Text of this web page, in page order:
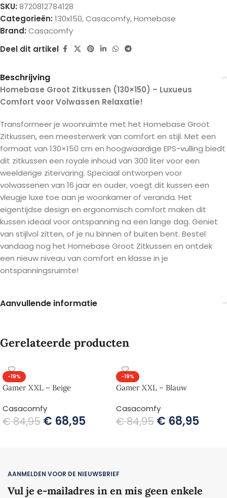
SKU: 8720812784128
Categorieën: 130x150,Casacomfy,Homebase
Brand: Casacomfy
Deel dit artikel
Beschrijving
Homebase Groot Zitkussen (130×150) – Luxueus
Comfort voor Volwassen Relaxatie!
Transformeer je woonruimte met het Homebase Groot
Zitkussen, een meesterwerk van comfort en stijl. Met een
formaat van 130×150 cm en hoogwaardige EPS-vulling biedt
dit zitkussen een royale inhoud van 300 liter voor een
weelderige zitervaring. Speciaal ontworpen voor
volwassenen van 16 jaar en ouder, voegt dit kussen een
vleugje luxe toe aan je woonkamer of veranda. Het
eigentijdse design en ergonomisch comfort maken dit
kussen ideaal voor ontspanning na een lange dag. Geniet
van stijlvol zitten, of je nu binnen of buiten bent. Bestel
vandaag nog het Homebase Groot Zitkussen en ontdek
een nieuw niveau van comfort en klasse in je
ontspanningsruimte!
Aanvullende informatie
Gerelateerde producten
-19%
Gamer XXL – Beige
Casacomfy
€84,95 € 68,95
-19%
Gamer XXL – Blauw
Casacomfy
€84,95 € 68,95
AANMELDEN VOOR DE NIEUWSBRIEF
Vul je e-mailadres in en mis geen enkele